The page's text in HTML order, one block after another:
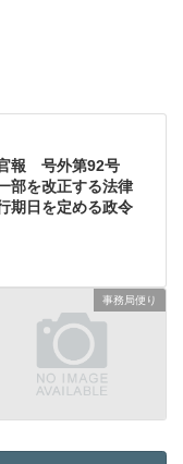
官報 号外第92号
部を改正する法律
期日を定める政令
事務局便り